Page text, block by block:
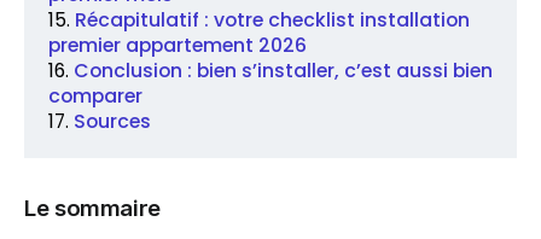
Récapitulatif : votre checklist installation
premier appartement 2026
Conclusion : bien s’installer, c’est aussi bien
comparer
Sources
Le sommaire